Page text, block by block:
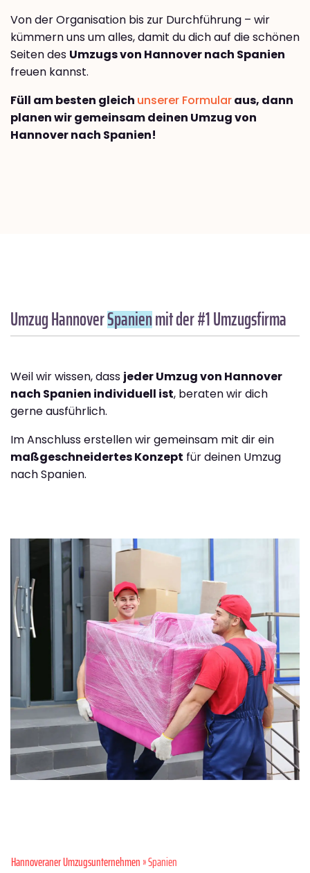
Von der Organisation bis zur Durchführung – wir
kümmern uns um alles, damit du dich auf die schönen
Seiten des Umzugs von Hannover nach Spanien
freuen kannst.
Füll am besten gleich unserer Formularaus, dann
planen wir gemeinsam deinen Umzug von
Hannover nach Spanien!
Umzug HannoverSpanienmit der #1 Umzugsfirma
Weil wir wissen, dass jeder Umzug von Hannover
nach Spanien individuell ist, beraten wir dich
gerne ausführlich.
Im Anschluss erstellen wir gemeinsam mit dir ein
maßgeschneidertes Konzept für deinen Umzug
nach Spanien.
Hannoveraner Umzugsunternehmen» Spanien